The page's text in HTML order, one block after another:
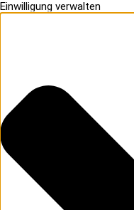
Einwilligung verwalten